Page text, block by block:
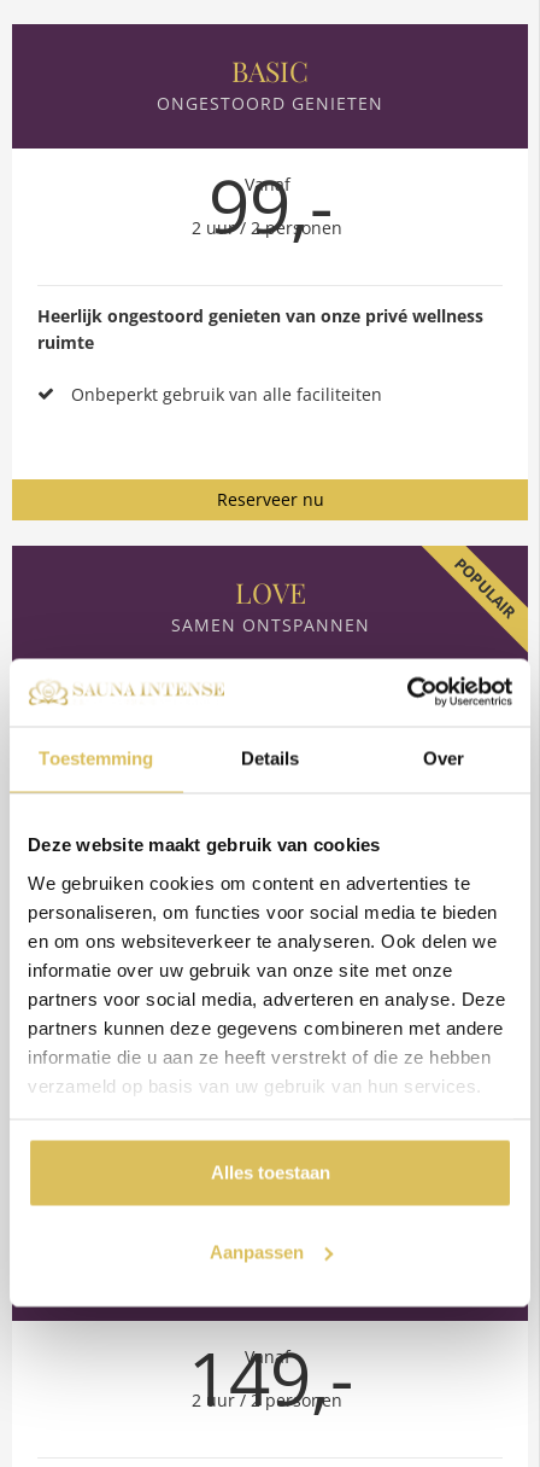
Toestemming Details Over
Deze website maakt gebruik van cookies
We gebruiken cookies om content en advertenties te
personaliseren, om functies voor social media te bieden
en om ons websiteverkeer te analyseren. Ook delen we
informatie over uw gebruik van onze site met onze
partners voor social media, adverteren en analyse. Deze
partners kunnen deze gegevens combineren met andere
informatie die u aan ze heeft verstrekt of die ze hebben
verzameld op basis van uw gebruik van hun services.
Alles toestaan
Aanpassen
BASIC
ONGESTOORD GENIETEN
Vanaf
99,-
2 uur / 2 personen
Heerlijk ongestoord genieten van onze privé wellness
ruimte
Onbeperkt gebruik van alle faciliteiten
Reserveer nu
LOVE
SAMEN ONTSPANNEN
POPULAIR
129,-
2 uur / 2 personen
Wilt u iets vieren of ontspannen met uw geliefde? Kies
Onbeperkt gebruik alle faciliteiten
Sfeervolle aankleding van de ruimte
Twee non-alcoholische cocktails
2 baddoeken, 2 handdoeken en slippers
LUXE
Vanaf
149,-
2 uur / 2 personen